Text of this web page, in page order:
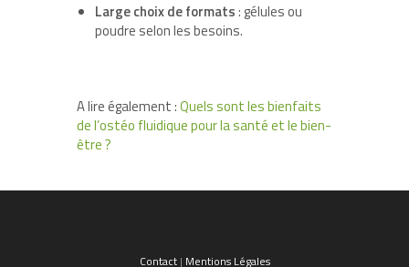
Large choix de formats: gélules ou
poudre selon les besoins.
A lire également :Quels sont les bienfaits
de l’ostéo fluidique pour la santé et le bien-
être ?
Contact| Mentions Légales